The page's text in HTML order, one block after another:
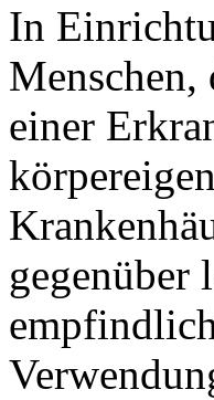
In
einer
gegenüber